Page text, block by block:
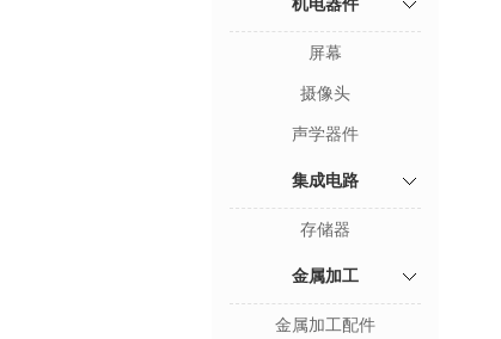
屏幕
摄像头
声学器件
集成电路
存储器
金属加工
金属加工配件